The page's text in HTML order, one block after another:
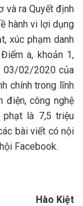
và ra Quyết định
hành vi lợi dụng
xúc phạm danh
a, khoản 1,
03/02/2020 của
chính trong lĩnh
điện, công nghệ
là 7,5 triệu
bài viết có nội
Facebook.
Hào Kiệt